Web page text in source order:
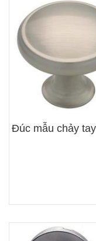
Đúc mẫu chảy